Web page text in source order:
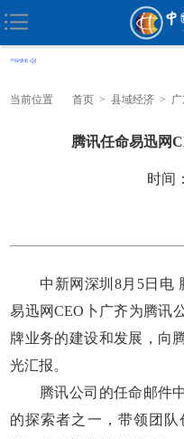
当前位置 首页 > 县域经济 >
腾讯任命易迅网
时间
中新网深圳8月5日电
易迅网CEO卜广齐为腾讯
牌业务的建设和发展，向
光汇报。
腾讯公司的任命邮件中
的探索者之一，带领团